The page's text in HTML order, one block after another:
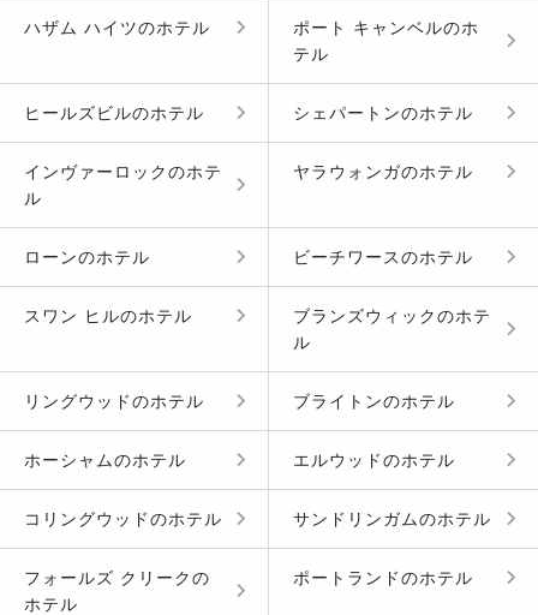
ハザム ハイツのホテル ポート キャンベルのホ
テル
ヒールズビルのホテル シェパートンのホテル
インヴァーロックのホテ
ル
ヤラウォンガのホテル
ローンのホテル ビーチワースのホテル
スワン ヒルのホテル ブランズウィックのホテ
ル
リングウッドのホテル ブライトンのホテル
ホーシャムのホテル エルウッドのホテル
コリングウッドのホテル サンドリンガムのホテル
フォールズ クリークの
ホテル
ポートランドのホテル